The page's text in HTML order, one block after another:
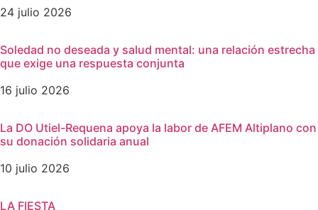
24 julio 2026
Soledad no deseada y salud mental: una relación estrecha
que exige una respuesta conjunta
16 julio 2026
La DO Utiel-Requena apoya la labor de AFEM Altiplano con
su donación solidaria anual
10 julio 2026
LA FIESTA